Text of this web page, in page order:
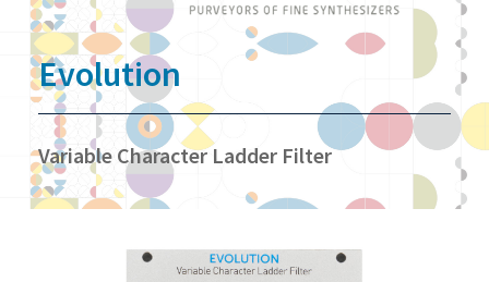
Evolution
Variable Character Ladder Filter